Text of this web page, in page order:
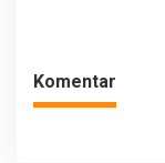
Komentar